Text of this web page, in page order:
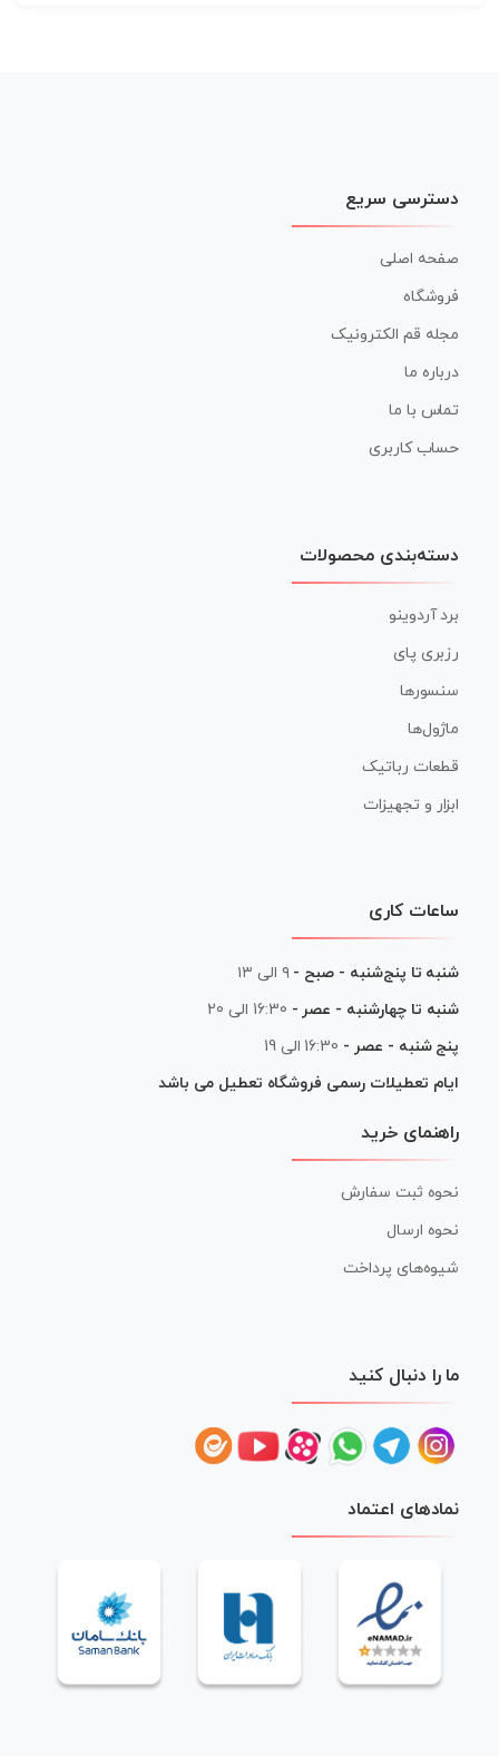
دسترسی سریع
صفحه اصلی
فروشگاه
مجله قم الکترونیک
درباره ما
تماس با ما
حساب کاربری
دسته‌بندی محصولات
برد آردوینو
رزبری پای
سنسورها
ماژول‌ها
قطعات رباتیک
ابزار و تجهیزات
ساعات کاری
شنبه تا پنج‌شنبه - صبح - ۹ الی ۱۳
شنبه تا چهارشنبه - عصر - 16:30 الی 20
پنج شنبه - عصر - 16:30 الی 19
ایام تعطیلات رسمی فروشگاه تعطیل می باشد
راهنمای خرید
نحوه ثبت سفارش
نحوه ارسال
شیوه‌های پرداخت
ما را دنبال کنید
نمادهای اعتماد